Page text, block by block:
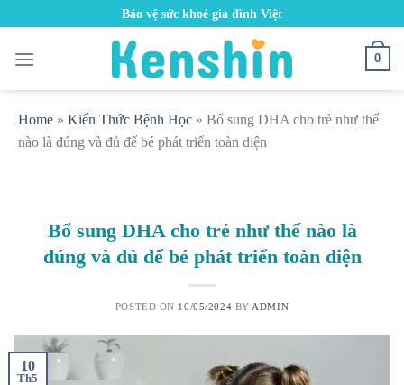
content
Bảo vệ sức khoẻ gia đình Việt
0
Home » Kiến Thức Bệnh Học » Bổ sung DHA cho trẻ như thế
nào là đúng và đủ để bé phát triển toàn diện
Bổ sung DHA cho trẻ như thế nào là
đúng và đủ để bé phát triển toàn diện
POSTED ON 10/05/2024 BY ADMIN
10
Th5